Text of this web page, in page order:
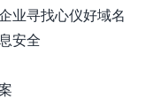
业寻找心仪好域名
安全